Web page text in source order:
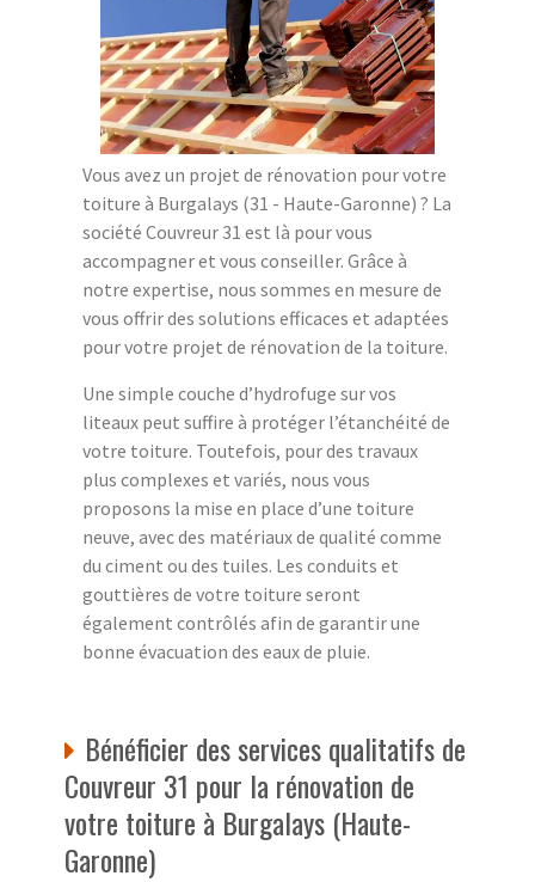
Vous avez un projet de rénovation pour votre
toiture à Burgalays (31 - Haute-Garonne) ? La
société Couvreur 31 est là pour vous
accompagner et vous conseiller. Grâce à
notre expertise, nous sommes en mesure de
vous offrir des solutions efficaces et adaptées
pour votre projet de rénovation de la toiture.
Une simple couche d’hydrofuge sur vos
liteaux peut suffire à protéger l’étanchéité de
votre toiture. Toutefois, pour des travaux
plus complexes et variés, nous vous
proposons la mise en place d’une toiture
neuve, avec des matériaux de qualité comme
du ciment ou des tuiles. Les conduits et
gouttières de votre toiture seront
également contrôlés afin de garantir une
bonne évacuation des eaux de pluie.
Bénéficier des services qualitatifs de
Couvreur 31 pour la rénovation de
votre toiture à Burgalays (Haute-
Garonne)